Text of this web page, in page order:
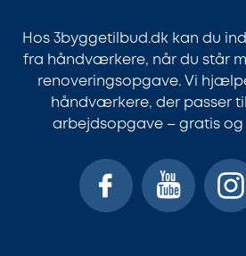
Hos 3byggetilbud.dk kan du
fra håndværkere, når du står
renoveringsopgave. Vi
håndværkere, der passer
arbejdsopgave – gratis